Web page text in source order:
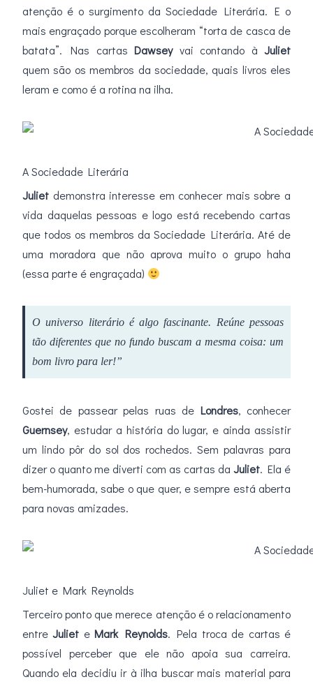
atenção é o surgimento da Sociedade Literária. E o
mais engraçado porque escolheram “torta de casca de
batata”. Nas cartasDawseyvai contando àJuliet
quem são os membros da sociedade, quais livros eles
leram e como é a rotina na ilha.
A Sociedade Literária
Juliet demonstra interesse em conhecer mais sobre a
vida daquelas pessoas e logo está recebendo cartas
que todos os membros da Sociedade Literária. Até de
uma moradora que não aprova muito o grupo haha
(essa parte é engraçada)
O universo literário é algo fascinante. Reúne pessoas
tão diferentes que no fundo buscam a mesma coisa: um
bom livro para ler!”
Gostei de passear pelas ruas de Londres, conhecer
Guernsey, estudar a história do lugar, e ainda assistir
um lindo pôr do sol dos rochedos. Sem palavras para
dizer o quanto me diverti com as cartas da Juliet. Ela é
bem-humorada, sabe o que quer, e sempre está aberta
para novas amizades.
Juliet e Mark Reynolds
Terceiro ponto que merece atenção é o relacionamento
entreJuliet eMark Reynolds. Pela troca de cartas é
possível perceber que ele não apoia sua carreira.
Quando ela decidiu ir à ilha buscar mais material para